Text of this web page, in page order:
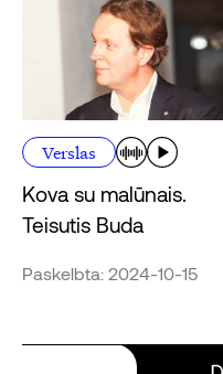
Verslas
Kova su malūnais.
Teisutis Buda
Paskelbta: 2024-10-15